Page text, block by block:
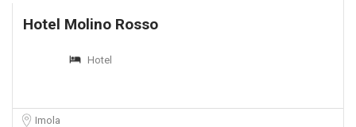
Hotel Molino Rosso
Hotel
Imola